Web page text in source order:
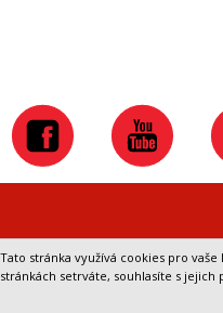
Přepnout na
Tato stránka využívá cookies pro
stránkách setrváte, souhlasíte s jejich